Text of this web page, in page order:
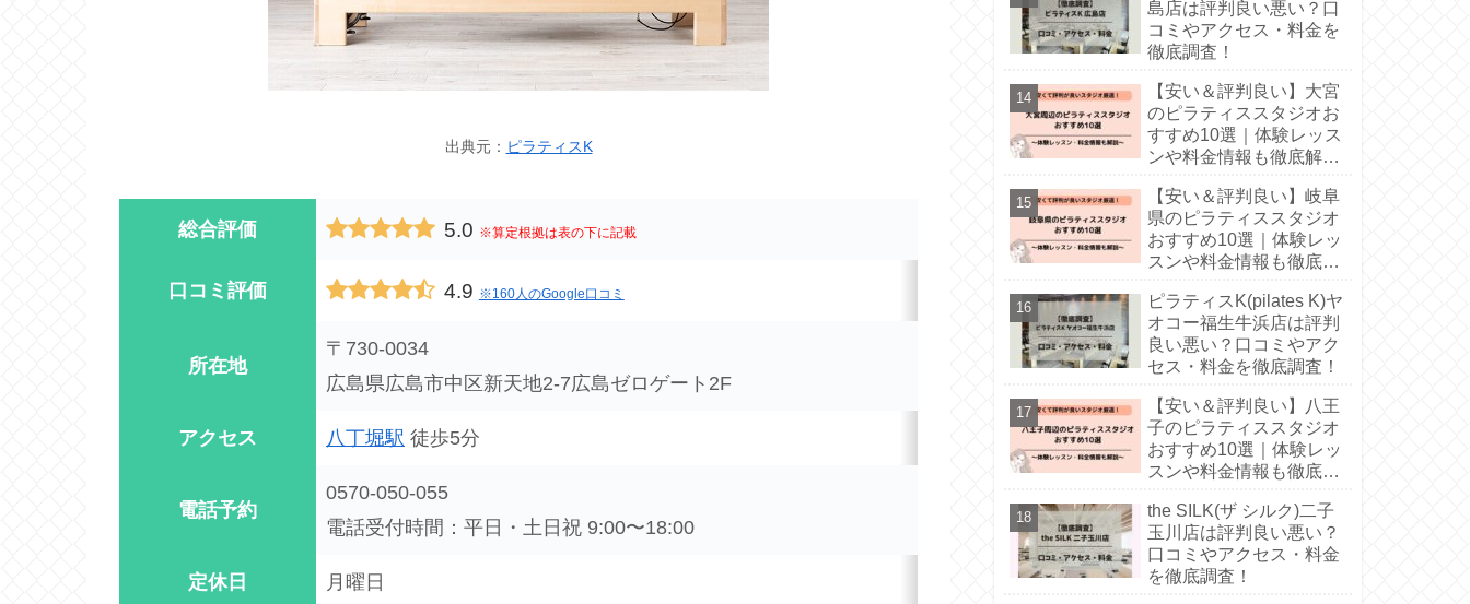
出典元： ピラティスK
総合評価 5.0 ※算定根拠は表の下に記載
口コミ評価 4.9 ※160人のGoogle口コミ
所在地
〒730-0034
広島県広島市中区新天地2-7広島ゼロゲート2F
アクセス 八丁堀駅 徒歩5分
電話予約
0570-050-055
電話受付時間：平日・土日祝 9:00〜18:00
定休日 月曜日
島店は評判良い悪い？口
コミやアクセス・料金を
徹底調査！
【安い＆評判良い】大宮
のピラティススタジオお
すすめ10選｜体験レッス
ンや料金情報も徹底解
【安い＆評判良い】岐阜
県のピラティススタジオ
おすすめ10選｜体験レッ
スンや料金情報も徹底解
ピラティスK(pilates K)ヤ
オコー福生牛浜店は評判
良い悪い？口コミやアク
セス・料金を徹底調査！
【安い＆評判良い】八王
子のピラティススタジオ
おすすめ10選｜体験レッ
スンや料金情報も徹底解
the SILK(ザ シルク)二子
玉川店は評判良い悪い？
口コミやアクセス・料金
を徹底調査！